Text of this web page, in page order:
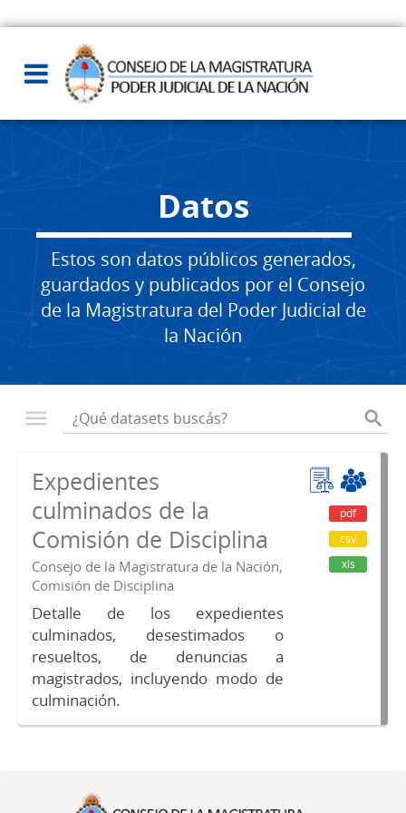
Datos
Estos son datos públicos generados,
guardados y publicados por el Consejo
de la Magistratura del Poder Judicial de
la Nación
Expedientes
culminados de la
Comisión de Disciplina
Consejo de la Magistratura de la Nación,
Comisión de Disciplina
Detalle de los expedientes
culminados, desestimados o
resueltos, de denuncias a
magistrados, incluyendo modo de
culminación.
pdf
csv
xls